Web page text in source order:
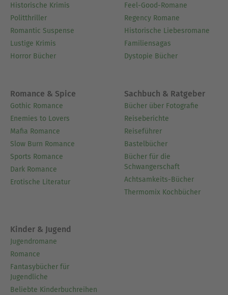
Historische Krimis
Politthriller
Romantic Suspense
Lustige Krimis
Horror Bücher
Feel-Good-Romane
Regency Romane
Historische Liebesromane
Familiensagas
Dystopie Bücher
Romance & Spice
Gothic Romance
Enemies to Lovers
Mafia Romance
Slow Burn Romance
Sports Romance
Dark Romance
Erotische Literatur
Sachbuch & Ratgeber
Bücher über Fotografie
Reiseberichte
Reiseführer
Bastelbücher
Bücher für die
Schwangerschaft
Achtsamkeits-Bücher
Thermomix Kochbücher
Kinder & Jugend
Jugendromane
Romance
Fantasybücher für
Jugendliche
Beliebte Kinderbuchreihen